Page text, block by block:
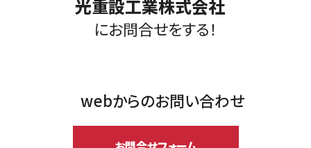
光重設工業株式会社
にお問合せをする！
webからのお問い合わせ